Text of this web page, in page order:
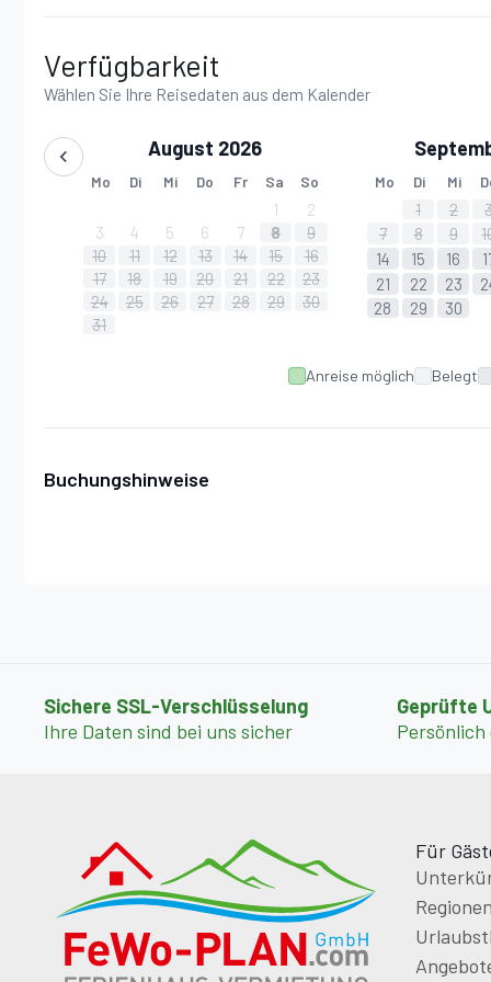
Parkplatz: fünf Parkplätze.
Internet-WLAN funktioniert nur im Erdgeschoss; im
nicht, weil die Wände dick sind.
Verfügbarkeit
Wählen Sie Ihre Reisedaten aus dem Kalender
August 2026
Mo Di Mi Do Fr Sa So
1
2
3
4 5 6 7 8
9
10
11 12 13 14 15
16
17
18 19 20 21 22
23
24
25 26 27 28 29
30
31
Mo Di Mi
1 2
7
8 9
14
15 16
21
22 23
28
29 30
Anreise möglich Belegt
Buchungshinweise
Sichere SSL-Verschlüsselung
Ihre Daten sind bei uns sicher
Geprüfte
Für